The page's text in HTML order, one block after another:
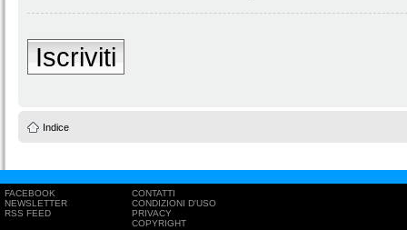
Iscriviti
Indice
FACEBOOK
NEWSLETTER
RSS FEED
CONTATTI
CONDIZIONI D'USO
PRIVACY
COPYRIGHT